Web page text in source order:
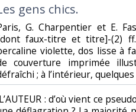
gens chics.‎
G. Charpentier et E.
faux-titre et titre]-(2)
violette, dos lisse à
couverture imprimée
; à l’intérieur,
penche pour la contraction de ses deux prénoms : Gabrielle et Sibylle ( dans ce cas, d’où vient le « p » ?). Est-ce « une onomatopée qui sonne anglais », ou « On notera la masculinité du pseudonyme » (Patricia FERLIN ) ; ou « une abréviation des gypsophiles » (« christian.jannone ») , petits végétaux aux fleurs blanches poussant sur des terrains gypseux et non pas les amis de gypsies ! Et d’où sort le petit « Bob », titre de son premier roman? Mieux vaut reconnaître son ignorance que d’inventer des fables : ne pas se mettre Martel en tête. Plus sûres sont ses options politiques bien tranchées, dont on n’a retenu que son féminisme très nuancé et son antisémitisme sans nuance : sa collaboration avec Drumont, antisémite génétique, anti- dreyfusard viscéral. LE LIVRE : « Les gens chics », en cinq courts récits dialogués, nous offre une peinture peu ragoûtante de cette aristocratie décadente, dans laquelle sont étroitement mêlés légitimistes pur jus, orléanistes régicides, arrivistes bonapartistes, tous plus ou moins démunis (paraître ou ne pas être), tous unis dans le même rejet des derniers arrivants, ces métèques étrangers apatrides mais fortunés, qui cherchent à tout prix, non la fortune, ils l’ont, mais la respectabilité et les honneurs (paraître ou ne pas être). Que les fils de hobereaux désargentés aillent se « refaire » grâce à des unions hétérodoxes, passe encore, mais, quand ces intrus viennent leur piquer leurs filles, quel scandale ! L’ILLUSTRATION : « Images … coloriées de (couverture), …en couleurs par (titre) le petit BOB » [autre pseudonyme de l’auteur]: couverture, 92 dessins signés [à double page, à pleine page, fausses doubles pages (deux planches signées, en vis à vis), vignettes et culs-de-lampes], quelques uns non signés. Gyp avait débuté dans la peinture ; les caricatures données ici ne sont pas à la hauteur de sa prose ; elle maniait beaucoup mieux la plume que le crayon : on ressent quelque trouble en croisant des naseaux à satiété ; opinion qui n’est pas toujours partagée, certain confrère admirant « cette « sublime couverture (…) illustrée de magnifiques dessins en polychromie » [V.S., membre (unique ?) du Syndicat des Cabillauds…. C’est mieux que le Syndicat des Requins ! L’ÉDITION : Les « gens chics » parurent dans la « Collection polychrome », dont c’est le troisième volume, après « Un siècle de modes féminines » (1794-1894) et « Emaux et Camées » de Th. Gautier (1895). L’éditeur habituel de Gyp était Calmann-Lévy,maison créée en 1836, sous le nom de Michel Lévy frères, par Michel Lévy(1821-1875) et Kalmus (francisé en Calmann) Lévy (1819-12891) ; après le décès de Michel, l’intitulé devint Calmann-Lévy, que les enfants de Kalmus perpétuèrent.. Dans quelles conditions s’opéra ce changement ? L’historien Jean-Yves MOLLIER, spécialiste du monde de l’édition, dans un article (www.lexpress.fr/actualite/idees-et-debats) en date du 02/07/2021, consacré au récent limogeage de « Z » par son éditeur parisien, auquel le journaliste pose la bonne question : « pourquoi il est si rare qu'un éditeur abandonne un auteur politique ? », répond de façon péremptoire : « Je ne vois qu'un cas à peu près comparable : en pleine affaire Dreyfus, la très célèbre romancière GYP - alias la comtesse de Janville - a dû changer de maison, à la demande de son éditeur, Calmann-Lévy, qui refusait de continuer à la publier en raison de sa veine violemment antisémite [note *]. Elle est allée chez Flammarion [note **]. Mais une fois l'affaire terminée, elle a pu revenir sans souci chez Calmann-Lévy ». [*] Partiellement faux : de 1894 à 1901, on ne dénombre pas moins de vingt-six titres nouveaux de Gyp, non comprises les rééditions (source BNF-Opale). Seuls furent prohibés les ouvrages au caractère antisémite prononcé : business is business. La rupture ne sera effective que vers la fin de l’Affaire : de 1902 à 1906, pas de traces de Gyp chez Calmann-Lévy. [**] Flammarion n’apparaîtra qu’en 1897 ; Gyp cohabitera avec ces deux éditeurs - et accessoirement- avec quelques autres, jusqu’à sa fin (1932). CRITIQUE (à l’époque) : La production littéraire de Gyp fut très importante : plus d’une centaine d’ouvrages à succès, à vocation … alimentaire : elle était célèbre aussi